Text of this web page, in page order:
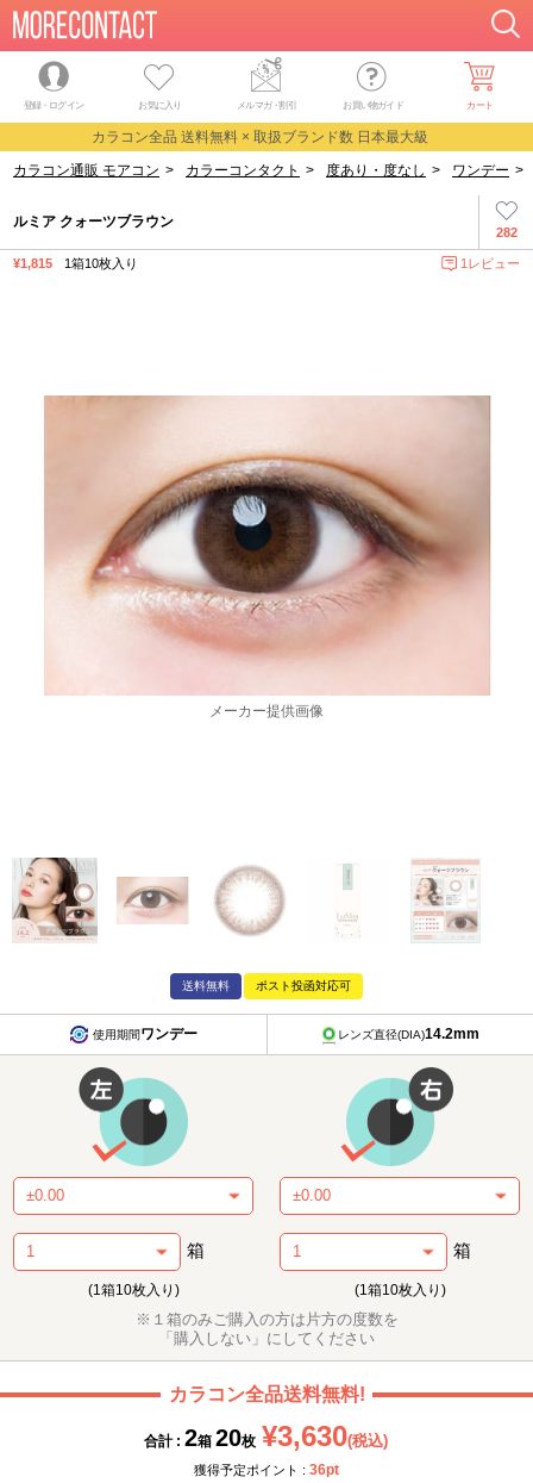
登録・ログイン お気に入り メルマガ・割引 お買い物ガイド カート
カラコン全品 送料無料 × 取扱ブランド数 日本最大級
カラコン通販 モアコン > カラーコンタクト > 度あり・度なし > ワンデー >
282
ルミア クォーツブラウン
¥1,815 1箱10枚入り 1レビュー
送料無料 ポスト投函対応可
使用期間ワンデー レンズ直径(DIA)14.2mm
箱
(1箱10枚入り)
箱
(1箱10枚入り)
※１箱のみご購入の方は片方の度数を
「購入しない」にしてください
カラコン全品送料無料!
合計 : 2箱 20枚 ¥3,630(税込)
獲得予定ポイント : 36pt